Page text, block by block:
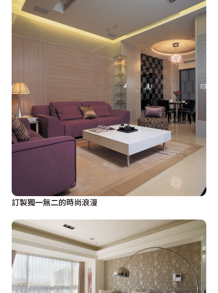
訂製獨一無二的時尚浪漫